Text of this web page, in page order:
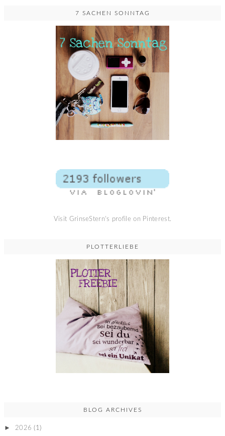
7 SACHEN SONNTAG
Visit GrinseStern's profile on Pinterest.
PLOTTERLIEBE
BLOG ARCHIVES
► 2026 (1)